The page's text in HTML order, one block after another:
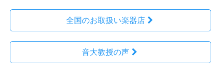
全国のお取扱い楽器店
音大教授の声